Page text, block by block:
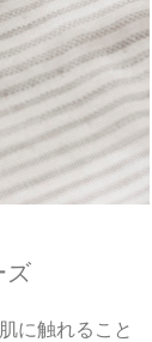
ズ
に触れること